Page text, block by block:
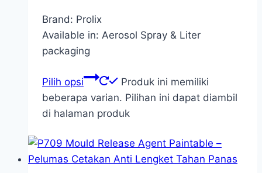
Brand: Prolix
Available in: Aerosol Spray & Liter
packaging
Pilih opsi
Produk ini memiliki
beberapa varian. Pilihan ini dapat diambil
di halaman produk